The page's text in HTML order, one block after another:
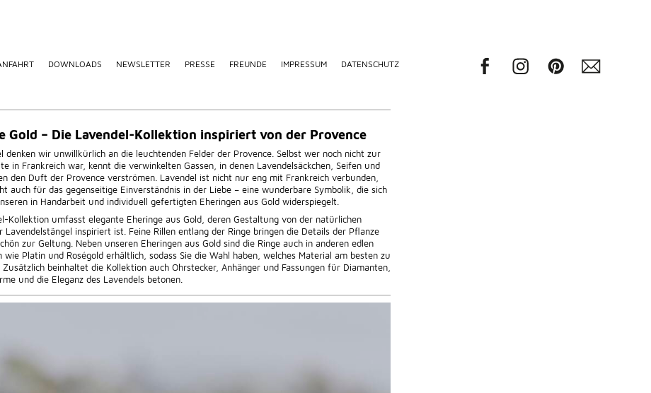
DOWNLOADS NEWSLETTER PRESSE FREUNDE IMPRESSUM DATENSCHUTZ
Gold – Die Lavendel-Kollektion inspiriert von der Provence
denken wir unwillkürlich an die leuchtenden Felder der Provence. Selbst wer noch nicht zur
in Frankreich war, kennt die verwinkelten Gassen, in denen Lavendelsäckchen, Seifen und
den Duft der Provence verströmen. Lavendel ist nicht nur eng mit Frankreich verbunden,
auch für das gegenseitige Einverständnis in der Liebe – eine wunderbare Symbolik, die sich
in Handarbeit und individuell gefertigten Eheringen aus Gold widerspiegelt.
Kollektion umfasst elegante Eheringe aus Gold, deren Gestaltung von der natürlichen
inspiriert ist. Feine Rillen entlang der Ringe bringen die Details der Pflanze
zur Geltung. Neben unseren Eheringen aus Gold sind die Ringe auch in anderen edlen
wie Platin und Roségold erhältlich, sodass Sie die Wahl haben, welches Material am besten zu
Zusätzlich beinhaltet die Kollektion auch Ohrstecker, Anhänger und Fassungen für Diamanten,
und die Eleganz des Lavendels betonen.